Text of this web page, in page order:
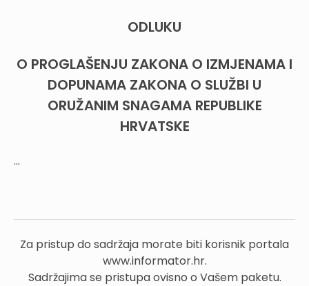
ODLUKU
O PROGLAŠENJU ZAKONA O IZMJENAMA I
DOPUNAMA ZAKONA O SLUŽBI U
ORUŽANIM SNAGAMA REPUBLIKE
HRVATSKE
...
Za pristup do sadržaja morate biti korisnik portala
www.informator.hr.
Sadržajima se pristupa ovisno o Vašem paketu.